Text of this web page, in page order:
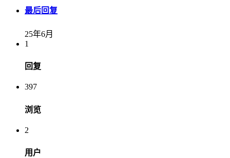
最后回复
25年6月
1
回复
397
浏览
2
用户